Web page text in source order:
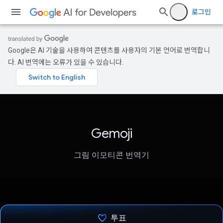
로그인
Google은 AI 기술을 사용하여 콘텐츠를 사용자의 기본 언어로 번역합니
다. AI 번역에는 오류가 있을 수 있습니다.
Gemoji
그림 이모티콘 번역기
투표